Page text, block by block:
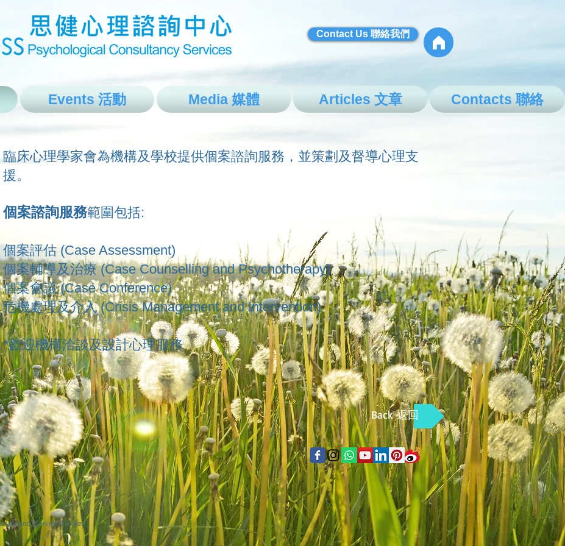
Contact Us 聯絡我們
Events ​活動 Media 媒體 Articles 文章 Contacts 聯絡
臨床心理學家會為機構及學校提供個案諮詢服務，並策劃及督導心理支
援。
個案諮詢服務範圍包括:
個案評估 (Case Assessment)
個案輔導及治療 (Case Counselling and Psychotherapy)
個案會議 (Case Conference)
危機處理及介入 (Crisis Management and Intervention)
*歡迎機構洽談及設計心理服務
Back返回
Services Limited